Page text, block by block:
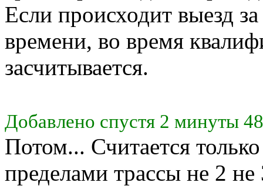
Если происходит выезд
времени, во время
засчитывается.
Добавлено спустя 2 минуты
Потом... Считается только
пределами трассы не 2 не